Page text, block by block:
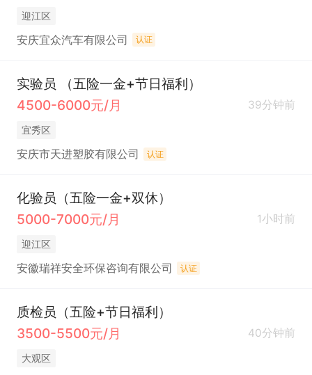
迎江区
安庆宜众汽车有限公司 认证
实验员 （五险一金+节日福利）
4500-6000元/月
39分钟前
宜秀区
安庆市天进塑胶有限公司 认证
化验员（五险一金+双休）
5000-7000元/月
1小时前
迎江区
安徽瑞祥安全环保咨询有限公司 认证
质检员（五险+节日福利）
3500-5500元/月
40分钟前
大观区